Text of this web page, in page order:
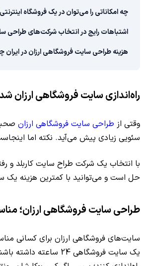
چه امکاناتی را می‌‌توان در یک فروشگاه
اشتباهات رایج در انتخاب شرکت‌‌های طراحی
هزینه طراحی سایت فروشگاهی ارزان در
راه‌اندازی سایت فروشگاهی ارزان
وقتی از طراحی سایت فروشگاهی ارزان
سئویی زیادی پیش می‌آید. نکته اما
حل است و می‌توانید با کمترین هزینه یک
طراحی سایت فروشگاهی ارزان؛
سایت‌های فروشگاهی ارزان برای کسانی
یک سایت